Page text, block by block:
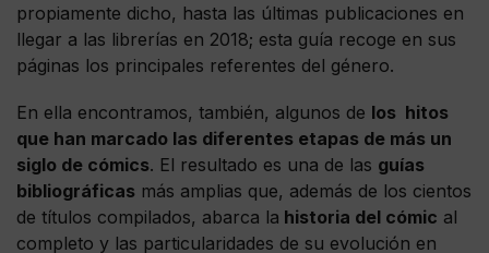
propiamente dicho, hasta las últimas publicaciones en
llegar a las librerías en 2018; esta guía recoge en sus
páginas los principales referentes del género.
En ella encontramos, también, algunos de los hitos
que han marcado las diferentes etapas de más un
siglo de cómics. El resultado es una de las guías
bibliográficas más amplias que, además de los cientos
de títulos compilados, abarca la historia del cómic al
completo y las particularidades de su evolución en